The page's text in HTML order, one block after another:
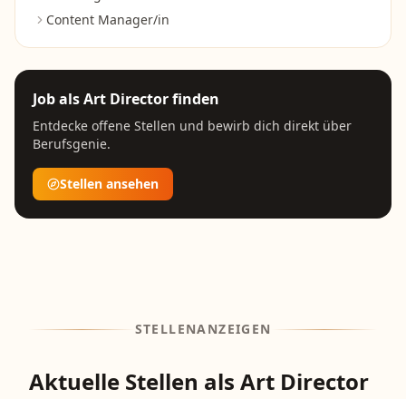
Content Manager/in
Job alsArt Directorfinden
Entdecke offene Stellen und bewirb dich direkt über
Berufsgenie.
Stellen ansehen
STELLENANZEIGEN
Aktuelle Stellen als Art Director